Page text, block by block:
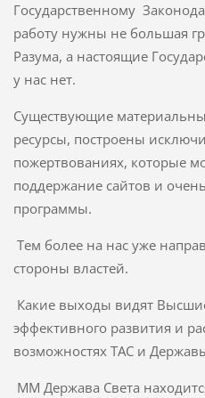
Государственному
работу нужны не большая
Разума, а настоящие
у нас нет.
Существующие
ресурсы, построены
пожертвованиях, которые
поддержание сайтов и
программы.
Тем более на нас уже
стороны властей.
Какие выходы видят
эффективного развития и
возможностях ТАС и
ММ Держава Света